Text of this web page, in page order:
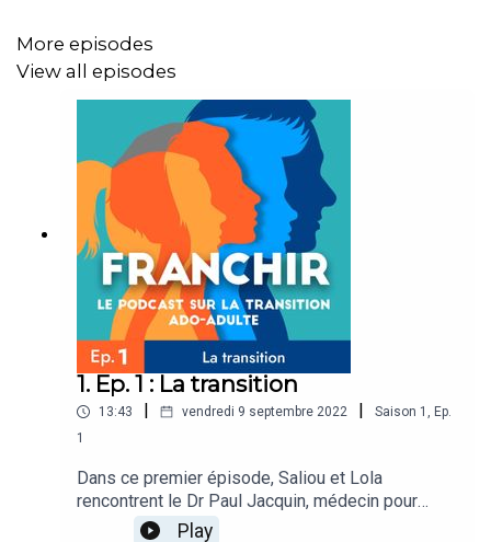
More episodes
View all episodes
1. Ep. 1 : La transition
13:43 vendredi 9 septembre 2022 Saison 1 , Ep.
1
Dans ce premier épisode, Saliou et Lola
rencontrent le Dr Paul Jacquin, médecin pour
adolescents et responsable médical d’Ad’venir le
Play